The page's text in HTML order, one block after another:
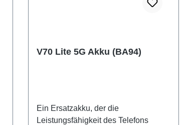
V70 Lite 5G Akku (BA94)
Ein Ersatzakku, der die
Leistungsfähigkeit des Telefons